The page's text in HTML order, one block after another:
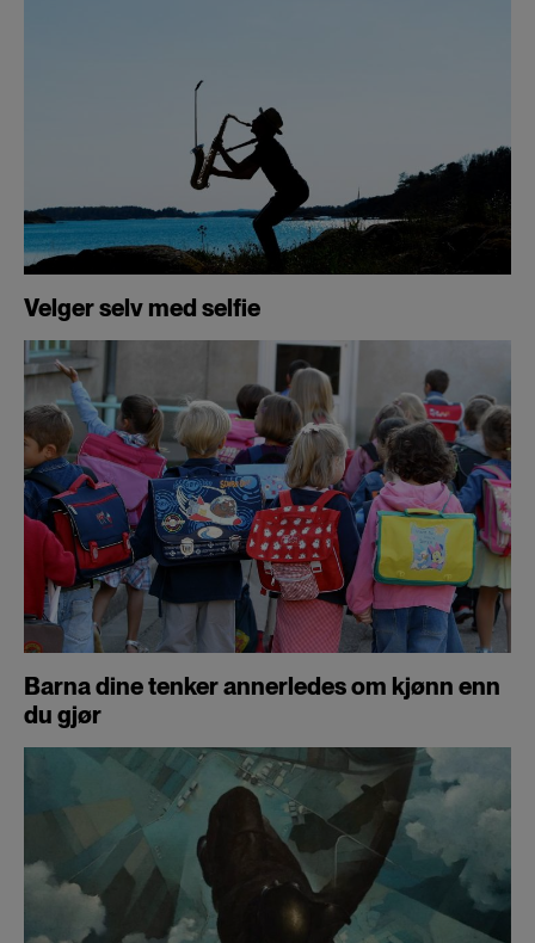
Velger selv med selfie
Barna dine tenker annerledes om kjønn enn
du gjør